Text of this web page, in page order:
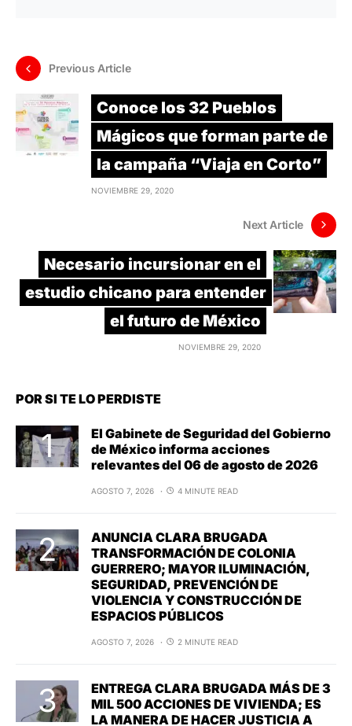
Previous Article
Conoce los 32 Pueblos
Mágicos que forman parte de
la campaña “Viaja en Corto”
NOVIEMBRE 29, 2020
Next Article
Necesario incursionar en el
estudio chicano para entender
el futuro de México
NOVIEMBRE 29, 2020
POR SI TE LO PERDISTE
El Gabinete de Seguridad del Gobierno
de México informa acciones
relevantes del 06 de agosto de 2026
AGOSTO 7, 2026 4 MINUTE READ
ANUNCIA CLARA BRUGADA
TRANSFORMACIÓN DE COLONIA
GUERRERO; MAYOR ILUMINACIÓN,
SEGURIDAD, PREVENCIÓN DE
VIOLENCIA Y CONSTRUCCIÓN DE
ESPACIOS PÚBLICOS
AGOSTO 7, 2026 2 MINUTE READ
ENTREGA CLARA BRUGADA MÁS DE 3
MIL 500 ACCIONES DE VIVIENDA; ES
LA MANERA DE HACER JUSTICIA A